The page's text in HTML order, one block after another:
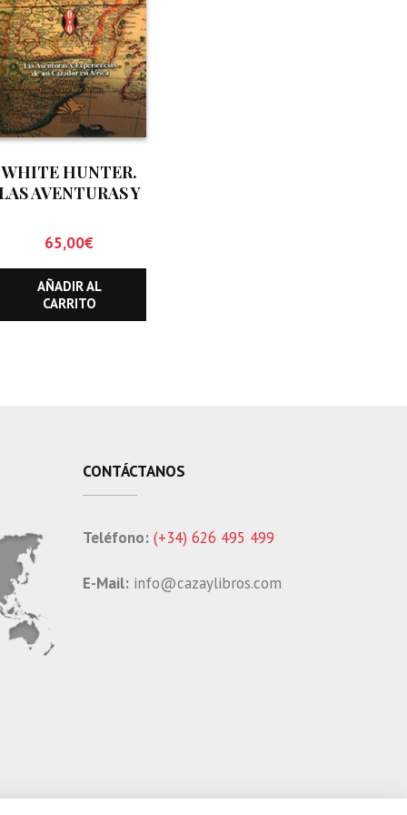
WHITE HUNTER.
AVENTURAS Y
UN CAZADOR EN
AFRICA.
65,00€
AÑADIR AL
CARRITO
CONTÁCTANOS
Teléfono: (+34) 626 495 499
E-Mail: info@cazaylibros.com